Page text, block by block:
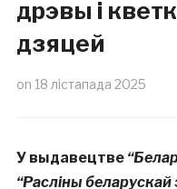
дрэвы і
дзяцей
on 18 лістапада 2025
У выдавецтве
“Расліны